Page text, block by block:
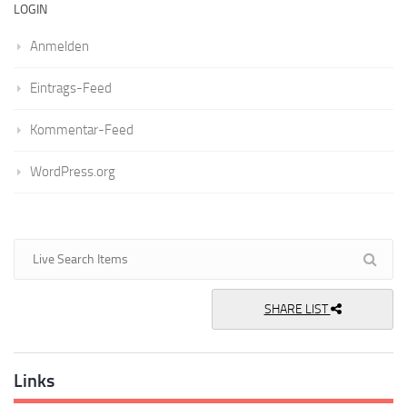
LOGIN
Anmelden
Eintrags-Feed
Kommentar-Feed
WordPress.org
SHARE LIST
Links